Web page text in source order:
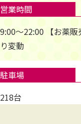
営業時間
9:00～22:00 【お薬
り変動
駐車場
218台